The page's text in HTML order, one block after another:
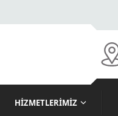
HIZMETLERIMIZ